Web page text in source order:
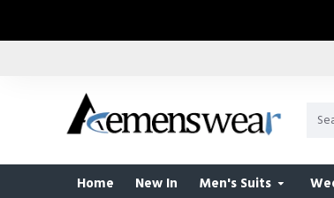
Home New In Men's Suits